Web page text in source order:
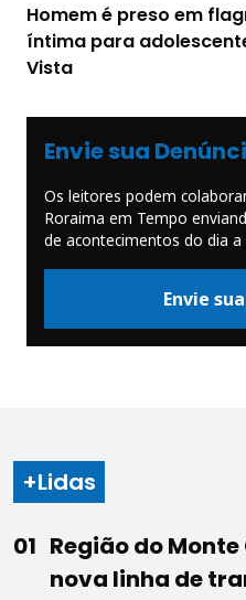
Homem é preso em
íntima para
Vista
Envie sua
Os leitores podem
Roraima em Tempo
de acontecimentos do dia a
Envie
+Lidas
Região do
nova linha de